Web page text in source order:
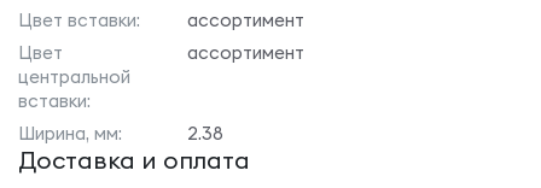
Цвет вставки:
ассортимент
Цвет
центральной
вставки:
ассортимент
Ширина, мм: 2.38
Доставка и оплата